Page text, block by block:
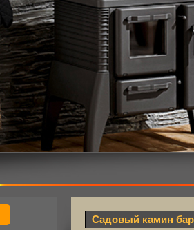
Садовый камин